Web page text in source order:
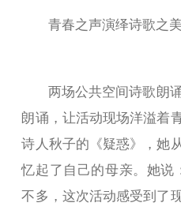
青春之声演绎诗歌之美
两场公共空间诗歌朗
朗诵，让活动现场洋溢着
诗人秋子的《疑惑》，她
忆起了自己的母亲。她说
不多，这次活动感受到了